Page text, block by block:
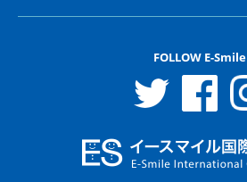
FOLLOW E-Smile